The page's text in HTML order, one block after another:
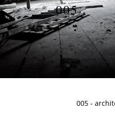
005